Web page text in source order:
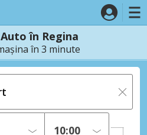
în Regina
în 3 minute